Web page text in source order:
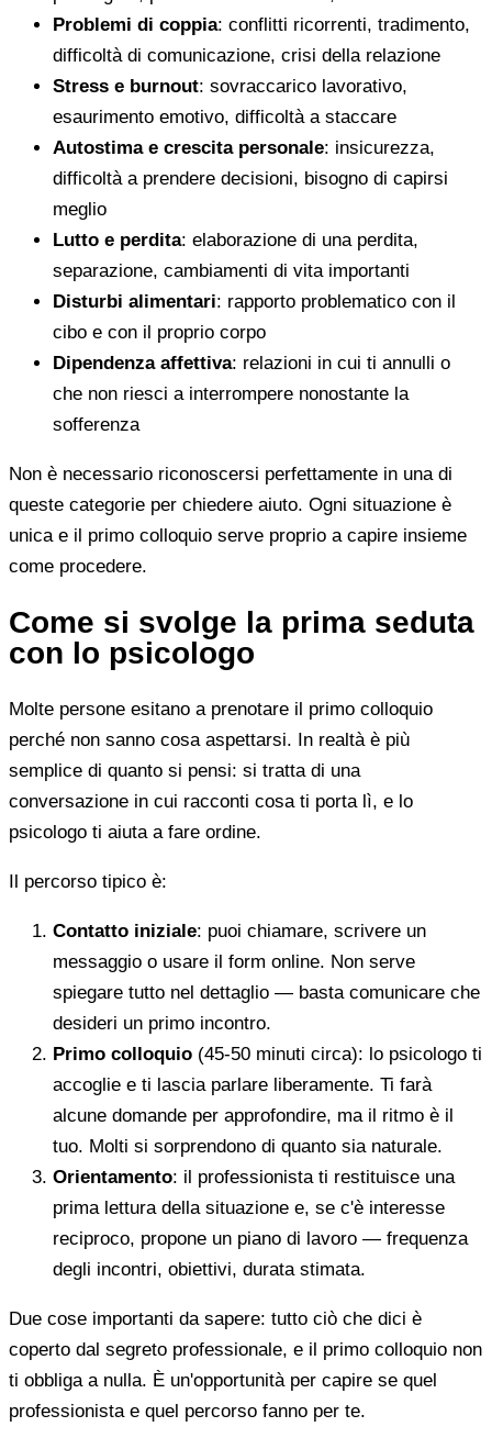
Problemi di coppia: conflitti ricorrenti, tradimento,
difficoltà di comunicazione, crisi della relazione
Stress e burnout: sovraccarico lavorativo,
esaurimento emotivo, difficoltà a staccare
Autostima e crescita personale: insicurezza,
difficoltà a prendere decisioni, bisogno di capirsi
meglio
Lutto e perdita: elaborazione di una perdita,
separazione, cambiamenti di vita importanti
Disturbi alimentari: rapporto problematico con il
cibo e con il proprio corpo
Dipendenza affettiva: relazioni in cui ti annulli o
che non riesci a interrompere nonostante la
sofferenza
Non è necessario riconoscersi perfettamente in una di
queste categorie per chiedere aiuto. Ogni situazione è
unica e il primo colloquio serve proprio a capire insieme
come procedere.
Come si svolge la prima seduta
con lo psicologo
Molte persone esitano a prenotare il primo colloquio
perché non sanno cosa aspettarsi. In realtà è più
semplice di quanto si pensi: si tratta di una
conversazione in cui racconti cosa ti porta lì, e lo
psicologo ti aiuta a fare ordine.
Il percorso tipico è:
Contatto iniziale: puoi chiamare, scrivere un
messaggio o usare il form online. Non serve
spiegare tutto nel dettaglio — basta comunicare che
desideri un primo incontro.
Primo colloquio (45-50 minuti circa): lo psicologo ti
accoglie e ti lascia parlare liberamente. Ti farà
alcune domande per approfondire, ma il ritmo è il
tuo. Molti si sorprendono di quanto sia naturale.
Orientamento: il professionista ti restituisce una
prima lettura della situazione e, se c'è interesse
reciproco, propone un piano di lavoro — frequenza
degli incontri, obiettivi, durata stimata.
Due cose importanti da sapere: tutto ciò che dici è
coperto dal segreto professionale, e il primo colloquio non
ti obbliga a nulla. È un'opportunità per capire se quel
professionista e quel percorso fanno per te.